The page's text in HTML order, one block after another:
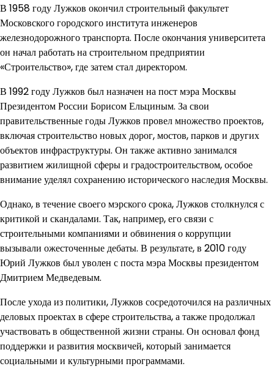
В 1958 году Лужков окончил строительный факультет
Московского городского института инженеров
железнодорожного транспорта. После окончания университета
он начал работать на строительном предприятии
«Строительство», где затем стал директором.
В 1992 году Лужков был назначен на пост мэра Москвы
Президентом России Борисом Ельциным. За свои
правительственные годы Лужков провел множество проектов,
включая строительство новых дорог, мостов, парков и других
объектов инфраструктуры. Он также активно занимался
развитием жилищной сферы и градостроительством, особое
внимание уделял сохранению исторического наследия Москвы.
Однако, в течение своего мэрского срока, Лужков столкнулся с
критикой и скандалами. Так, например, его связи с
строительными компаниями и обвинения о коррупции
вызывали ожесточенные дебаты. В результате, в 2010 году
Юрий Лужков был уволен с поста мэра Москвы президентом
Дмитрием Медведевым.
После ухода из политики, Лужков сосредоточился на различных
деловых проектах в сфере строительства, а также продолжал
участвовать в общественной жизни страны. Он основал фонд
поддержки и развития москвичей, который занимается
социальными и культурными программами.